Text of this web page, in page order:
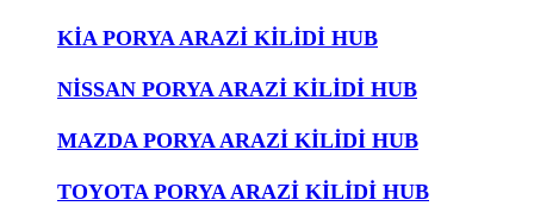
KİA PORYA ARAZİ KİLİDİ HUB
NİSSAN PORYA ARAZİ KİLİDİ HUB
MAZDA PORYA ARAZİ KİLİDİ HUB
TOYOTA PORYA ARAZİ KİLİDİ HUB